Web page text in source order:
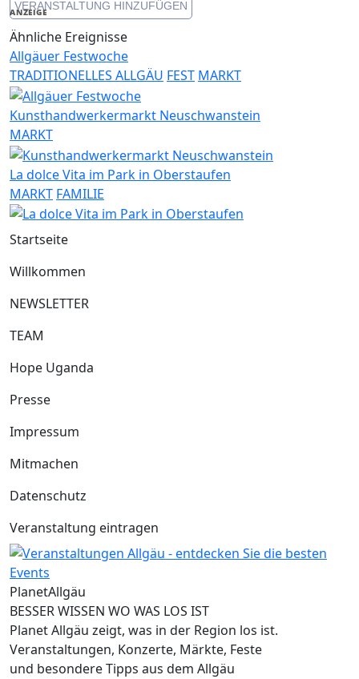
VERANSTALTUNG HINZUFÜGEN
ANZEIGE
Ähnliche Ereignisse
Allgäuer Festwoche
TRADITIONELLES ALLGÄU FEST MARKT
Kunsthandwerkermarkt Neuschwanstein
MARKT
La dolce Vita im Park in Oberstaufen
MARKT FAMILIE
Startseite
Willkommen
NEWSLETTER
TEAM
Hope Uganda
Presse
Impressum
Mitmachen
Datenschutz
Veranstaltung eintragen
PlanetAllgäu
BESSER WISSEN WO WAS LOS IST
Planet Allgäu zeigt, was in der Region los ist.
Veranstaltungen, Konzerte, Märkte, Feste
und besondere Tipps aus dem Allgäu